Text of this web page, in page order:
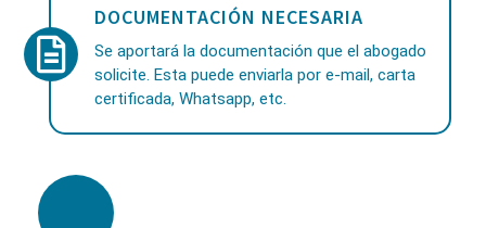
DOCUMENTACIÓN NECESARIA
Se aportará la documentación que el abogado
solicite. Esta puede enviarla por e-mail, carta
certificada, Whatsapp, etc.